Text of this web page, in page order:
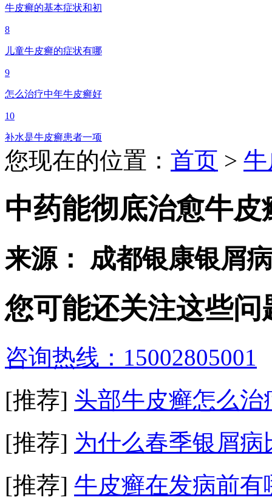
牛皮癣的基本症状和初
8
儿童牛皮癣的症状有哪
9
怎么治疗中年牛皮癣好
10
补水是牛皮癣患者一项
您现在的位置： 首页 >
中药能彻底治愈牛皮
来源： 成都银康银屑
您可能还关注这些问
咨询热线：15002805001
[推荐] 头部牛皮癣怎么治
[推荐] 为什么春季银屑病
[推荐] 牛皮癣在发病前有